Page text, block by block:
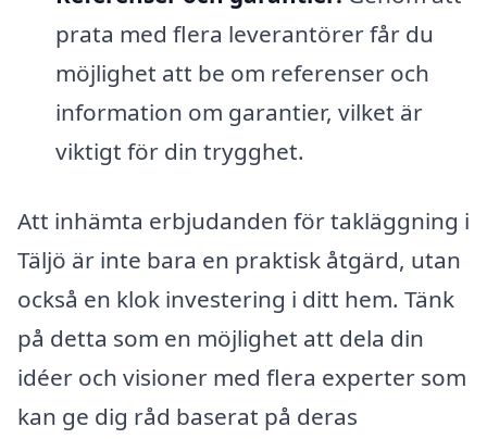
prata med flera leverantörer får du
möjlighet att be om referenser och
information om garantier, vilket är
viktigt för din trygghet.
Att inhämta erbjudanden för takläggning i
Täljö är inte bara en praktisk åtgärd, utan
också en klok investering i ditt hem. Tänk
på detta som en möjlighet att dela din
idéer och visioner med flera experter som
kan ge dig råd baserat på deras